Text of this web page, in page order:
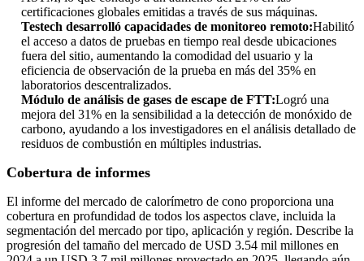
certificaciones globales emitidas a través de sus máquinas.
Testech desarrolló capacidades de monitoreo remoto:Habilitó
el acceso a datos de pruebas en tiempo real desde ubicaciones
fuera del sitio, aumentando la comodidad del usuario y la
eficiencia de observación de la prueba en más del 35% en
laboratorios descentralizados.
Módulo de análisis de gases de escape de FTT:Logró una
mejora del 31% en la sensibilidad a la detección de monóxido de
carbono, ayudando a los investigadores en el análisis detallado de
residuos de combustión en múltiples industrias.
Cobertura de informes
El informe del mercado de calorímetro de cono proporciona una
cobertura en profundidad de todos los aspectos clave, incluida la
segmentación del mercado por tipo, aplicación y región. Describe la
progresión del tamaño del mercado de USD 3.54 mil millones en